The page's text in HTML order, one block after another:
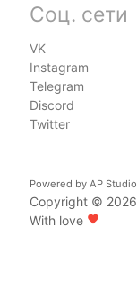
Соц. сети
VK
Instagram
Telegram
Discord
Twitter
Powered by AP Studio
Copyright © 2026
With love favorite